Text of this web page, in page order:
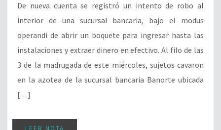
De nueva cuenta se registró un intento de robo al
interior de una sucursal bancaria, bajo el modus
operandi de abrir un boquete para ingresar hasta las
instalaciones y extraer dinero en efectivo. Al filo de las
3 de la madrugada de este miércoles, sujetos cavaron
en la azotea de la sucursal bancaria Banorte ubicada
[…]